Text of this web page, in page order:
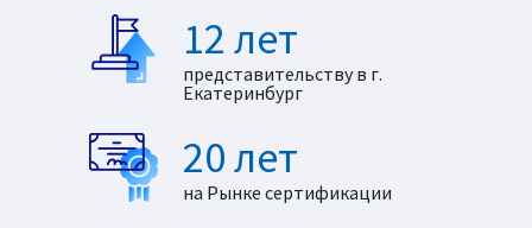
12 лет
представительству в г.
Екатеринбург
20 лет
на Рынке сертификации